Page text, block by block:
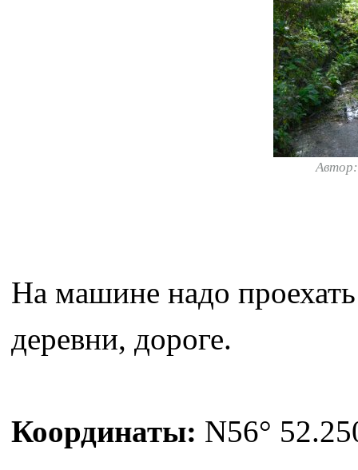
На машине надо
деревни, дороге.
Координаты: N56°